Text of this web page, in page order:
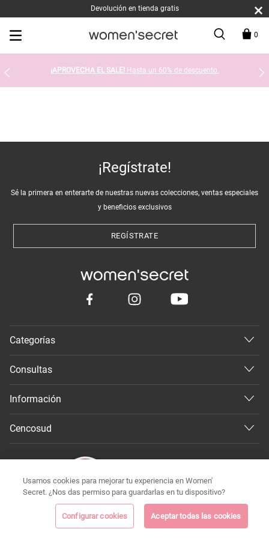
Devolución en tienda gratis
0
¡APROVECHA EL SALE! Hasta un 60% de descuento.
¡Regístrate!
Sé la primera en enterarte de nuestras nuevas colecciones, ventas especiales
y beneficios exclusivos
REGÍSTRATE
Categorías
Consultas
Información
Cencosud
Todos los derechos reservados 2026 ©
Usamos cookies para mejorar tu experiencia en Women'
Secret. ¿Nos das permiso para guardarlas en tu dispositivo?
Configurar cookies Aceptar todas las cookies